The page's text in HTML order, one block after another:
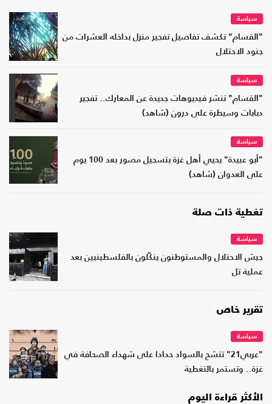
سياسة
"القسام" تكشف تفاصيل تفجير منزل بداخله العشرات من
جنود الاحتلال
سياسة
"القسام" تنشر فيديوهات جديدة عن المعارك.. تفجير
دبابات وسيطرة على درون (شاهد)
سياسة
"أبو عبيدة" يحيي أهل غزة بتسجيل مصور بعد 100 يوم
على العدوان (شاهد)
تغطية ذات صلة
سياسة
جيش الاحتلال والمستوطنون ينكّلون بالفلسطينيين بعد
عملية تل
تقرير خاص
سياسة
"عربي21" تتشح بالسواد حدادا على شهداء الصحافة في
غزة.. وتستمر بالتغطية
الأكثر قراءة اليوم